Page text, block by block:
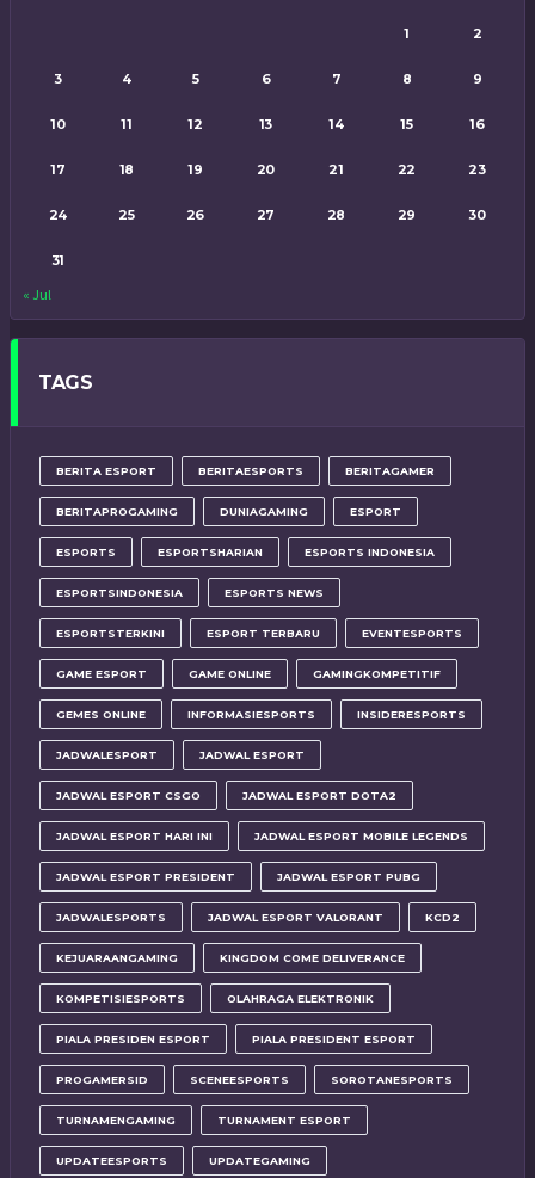
1 2
3 4 5 6 7 8 9
10 11 12 13 14 15 16
17 18 19 20 21 22 23
24 25 26 27 28 29 30
31
« Jul
TAGS
BERITA ESPORT BERITAESPORTS BERITAGAMER
BERITAPROGAMING DUNIAGAMING ESPORT
ESPORTS ESPORTSHARIAN ESPORTS INDONESIA
ESPORTSINDONESIA ESPORTS NEWS
ESPORTSTERKINI ESPORT TERBARU EVENTESPORTS
GAME ESPORT GAME ONLINE GAMINGKOMPETITIF
GEMES ONLINE INFORMASIESPORTS INSIDERESPORTS
JADWALESPORT JADWAL ESPORT
JADWAL ESPORT CSGO JADWAL ESPORT DOTA2
JADWAL ESPORT HARI INI JADWAL ESPORT MOBILE LEGENDS
JADWAL ESPORT PRESIDENT JADWAL ESPORT PUBG
JADWALESPORTS JADWAL ESPORT VALORANT KCD2
KEJUARAANGAMING KINGDOM COME DELIVERANCE
KOMPETISIESPORTS OLAHRAGA ELEKTRONIK
PIALA PRESIDEN ESPORT PIALA PRESIDENT ESPORT
PROGAMERSID SCENEESPORTS SOROTANESPORTS
TURNAMENGAMING TURNAMENT ESPORT
UPDATEESPORTS UPDATEGAMING